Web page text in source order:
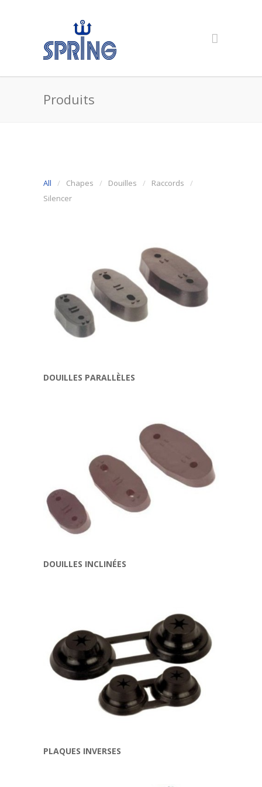
Produits
All Chapes Douilles
Raccords
Silencer
DOUILLES PARALLÈLES
DOUILLES INCLINÉES
PLAQUES INVERSES